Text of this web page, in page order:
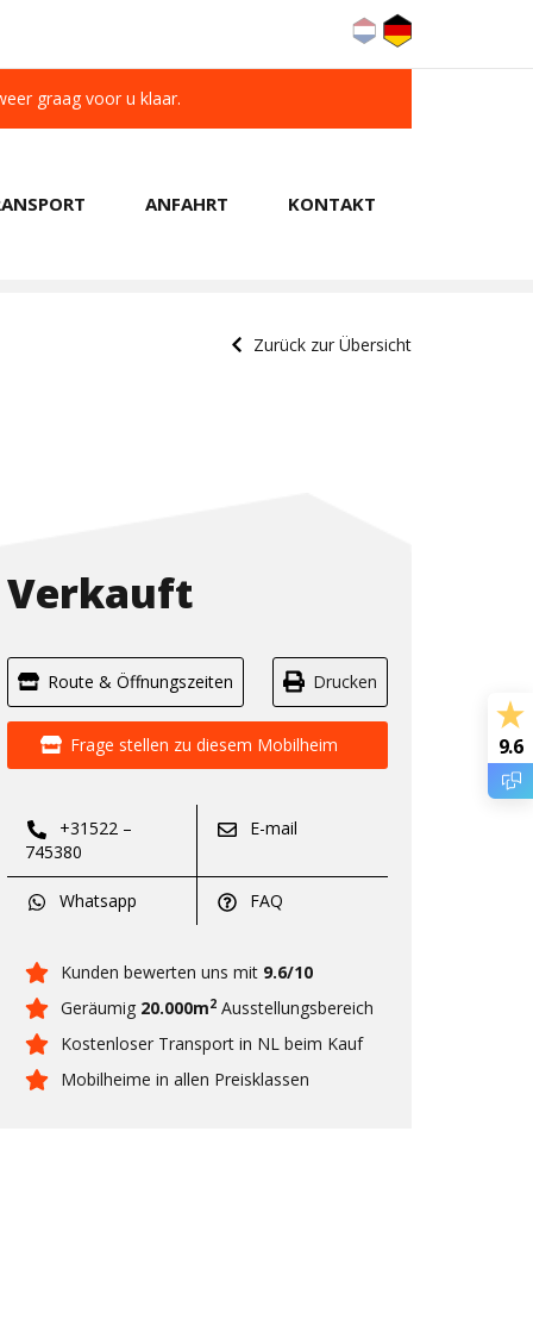
graag voor u klaar.
ANFAHRT KONTAKT
Zurück zur Übersicht
Verkauft
Route & Öffnungszeiten Drucken
Frage stellen zu diesem Mobilheim
+31522 –
745380
E-mail
Whatsapp FAQ
Kunden bewerten uns mit 9.6/10
Geräumig 20.000m2 Ausstellungsbereich
Kostenloser Transport in NL beim Kauf
Mobilheime in allen Preisklassen
9.6